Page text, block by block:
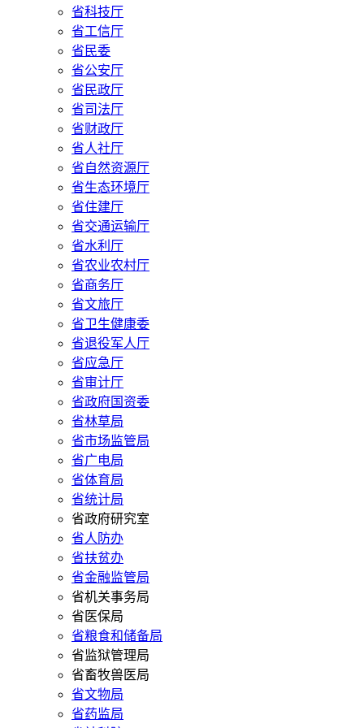
省科技厅
省工信厅
省民委
省公安厅
省民政厅
省司法厅
省财政厅
省人社厅
省自然资源厅
省生态环境厅
省住建厅
省交通运输厅
省水利厅
省农业农村厅
省商务厅
省文旅厅
省卫生健康委
省退役军人厅
省应急厅
省审计厅
省政府国资委
省林草局
省市场监管局
省广电局
省体育局
省统计局
省政府研究室
省人防办
省扶贫办
省金融监管局
省机关事务局
省医保局
省粮食和储备局
省监狱管理局
省畜牧兽医局
省文物局
省药监局